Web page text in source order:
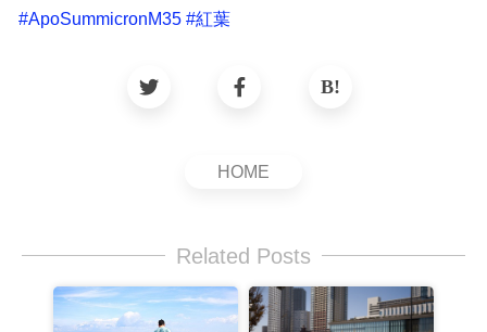
#ApoSummicronM35 #紅葉
HOME
Related Posts